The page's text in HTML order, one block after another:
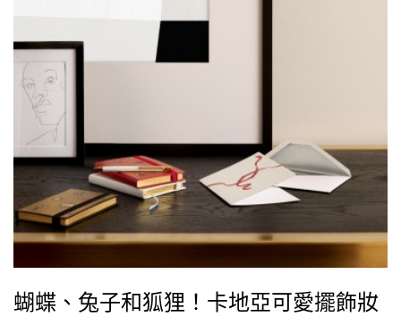
蝴蝶、兔子和狐狸！卡地亞可愛擺飾妝